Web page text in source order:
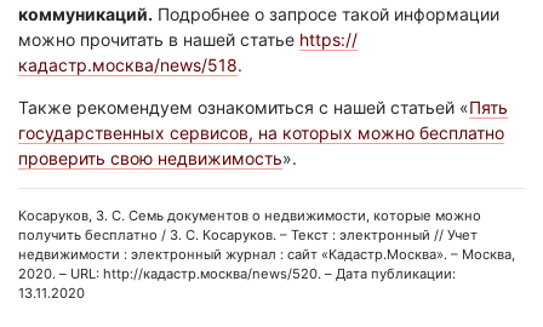
коммуникаций. Подробнее о запросе такой информации
можно прочитать в нашей статье https://
кадастр.москва/news/518.
Также рекомендуем ознакомиться с нашей статьей «Пять
государственных сервисов, на которых можно бесплатно
проверить свою недвижимость».
Косаруков, З. С. Семь документов о недвижимости, которые можно
получить бесплатно / З. С. Косаруков. – Текст : электронный // Учет
недвижимости : электронный журнал : сайт «Кадастр.Москва». – Москва,
2020. – URL: http://кадастр.москва/news/520. – Дата публикации:
13.11.2020